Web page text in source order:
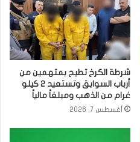
شرطة الكرخ تطيح بمتهمين من
أرباب السوابق وتستعيد 2 كيلو
غرام من الذهب ومبلغاً مالياً
أغسطس 7, 2026